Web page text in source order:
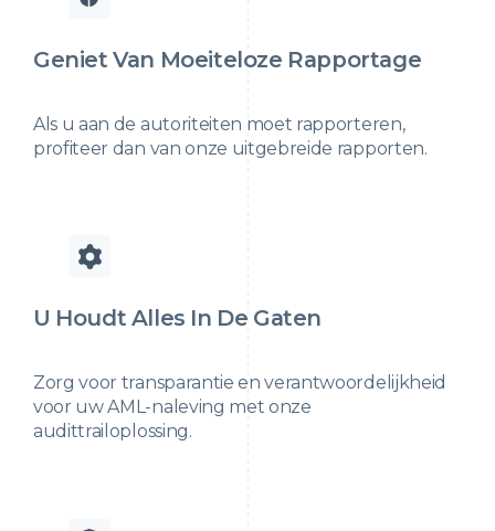
Geniet Van Moeiteloze Rapportage
Als u aan de autoriteiten moet rapporteren,
profiteer dan van onze uitgebreide rapporten.
U Houdt Alles In De Gaten
Zorg voor transparantie en verantwoordelijkheid
voor uw AML-naleving met onze
audittrailoplossing.